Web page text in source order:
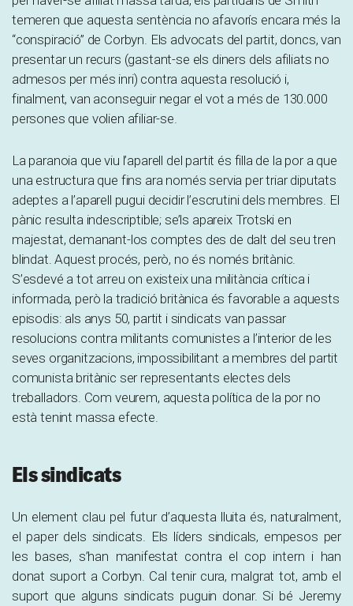
temeren que aquesta sentència no afavorís encara més la
“conspiració” de Corbyn. Els advocats del partit, doncs, van
presentar un recurs (gastant-se els diners dels afiliats no
admesos per més inri) contra aquesta resolució i,
finalment, van aconseguir negar el vot a més de 130.000
persones que volien afiliar-se.
La paranoia que viu l’aparell del partit és filla de la por a que
una estructura que fins ara només servia per triar diputats
adeptes a l’aparell pugui decidir l’escrutini dels membres. El
pànic resulta indescriptible; se’ls apareix Trotski en
majestat, demanant-los comptes des de dalt del seu tren
blindat. Aquest procés, però, no és només britànic.
S’esdevé a tot arreu on existeix una militància crítica i
informada, però la tradició britànica és favorable a aquests
episodis: als anys 50, partit i sindicats van passar
resolucions contra militants comunistes a l’interior de les
seves organitzacions, impossibilitant a membres del partit
comunista britànic ser representants electes dels
treballadors. Com veurem, aquesta política de la por no
està tenint massa efecte.
Els sindicats
Un element clau pel futur d’aquesta lluita és, naturalment,
el paper dels sindicats. Els líders sindicals, empesos per
les bases, s’han manifestat contra el cop intern i han
donat suport a Corbyn. Cal tenir cura, malgrat tot, amb el
suport que alguns sindicats puguin donar. Si bé Jeremy